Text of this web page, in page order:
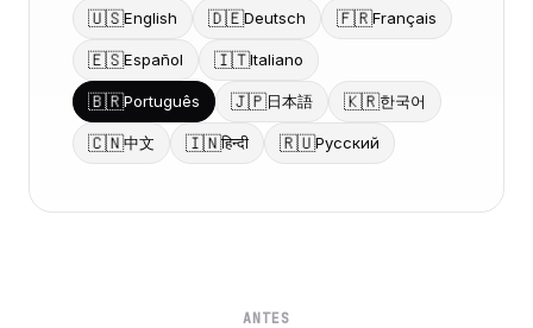
🇺🇸English 🇩🇪Deutsch 🇫🇷Français
🇪🇸Español 🇮🇹Italiano
🇧🇷Português 🇯🇵日本語 🇰🇷한국어
🇨🇳中文 🇮🇳हिन्दी 🇷🇺Русский
ANTES